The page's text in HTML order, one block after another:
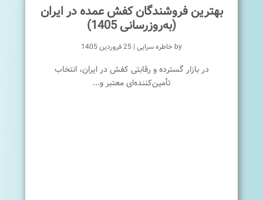
بهترین فروشندگان کفش عمده در ایران
(به‌روزرسانی 1405)
byخاطره سرایی | 25 فروردین 1405
در بازار گسترده و رقابتی کفش در ایران، انتخاب
تأمین‌کننده‌ای معتبر و...